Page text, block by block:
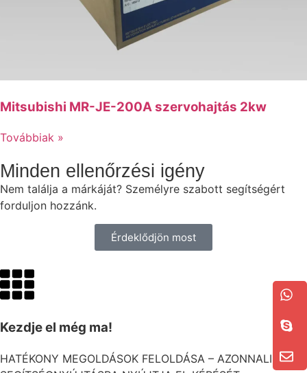
Mitsubishi MR-JE-200A szervohajtás 2kw
Továbbiak »
Minden ellenőrzési igény
Nem találja a márkáját? Személyre szabott segítségért
forduljon hozzánk.
Érdeklődjön most
Kezdje el még ma!
HATÉKONY MEGOLDÁSOK FELOLDÁSA – AZONNALI